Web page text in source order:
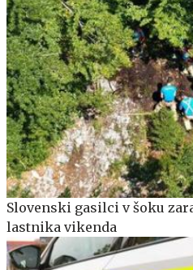
Slovenski gasilci v šoku
lastnika vikenda